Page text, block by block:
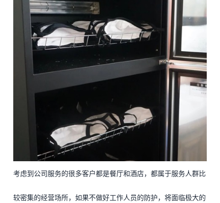
考虑到公司服务的很多客户都是餐厅和酒店，都属于服务人群比
较密集的经营场所，如果不做好工作人员的防护，将面临极大的